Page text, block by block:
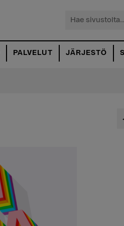
Hae
PALVELUT JÄRJESTÖ